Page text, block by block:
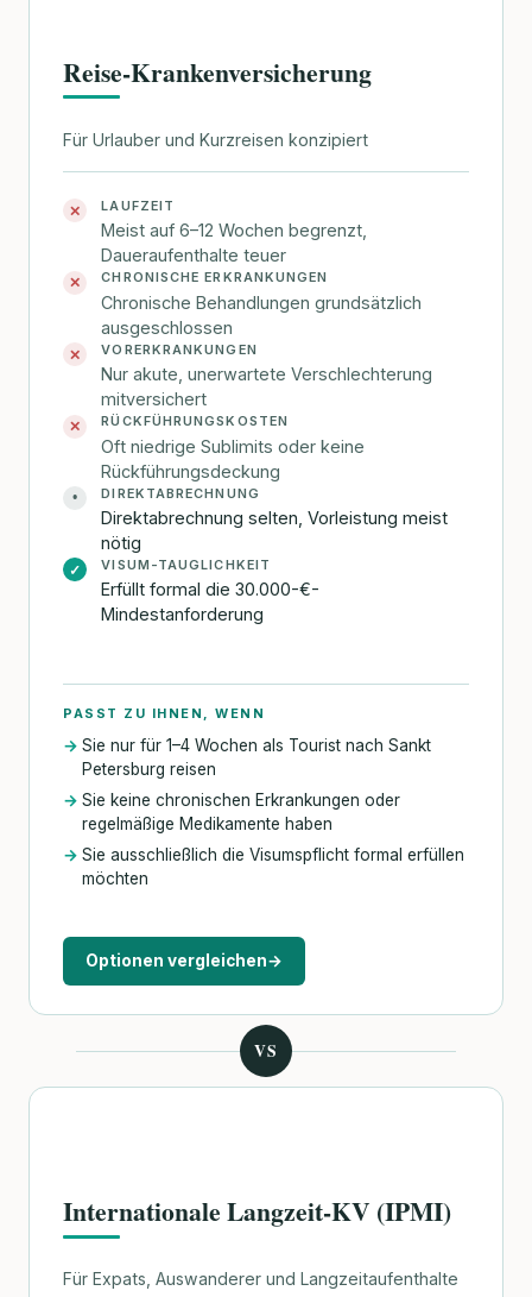
Reise-Krankenversicherung
Für Urlauber und Kurzreisen konzipiert
✕ LAUFZEIT
Meist auf 6–12 Wochen begrenzt,
Daueraufenthalte teuer
✕ CHRONISCHE ERKRANKUNGEN
Chronische Behandlungen grundsätzlich
ausgeschlossen
✕ VORERKRANKUNGEN
Nur akute, unerwartete Verschlechterung
mitversichert
✕ RÜCKFÜHRUNGSKOSTEN
Oft niedrige Sublimits oder keine
Rückführungsdeckung
• DIREKTABRECHNUNG
Direktabrechnung selten, Vorleistung meist
nötig
✓ VISUM-TAUGLICHKEIT
Erfüllt formal die 30.000-€-
Mindestanforderung
PASST ZU IHNEN, WENN
Sie nur für 1–4 Wochen als Tourist nach Sankt
Petersburg reisen
Sie keine chronischen Erkrankungen oder
regelmäßige Medikamente haben
Sie ausschließlich die Visumspflicht formal erfüllen
möchten
Optionen vergleichen→
VS
Internationale Langzeit-KV (IPMI)
Für Expats, Auswanderer und Langzeitaufenthalte